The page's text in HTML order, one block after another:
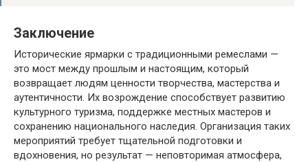
Заключение
Исторические ярмарки с традиционными ремеслами —
это мост между прошлым и настоящим, который
возвращает людям ценности творчества, мастерства и
аутентичности. Их возрождение способствует развитию
культурного туризма, поддержке местных мастеров и
сохранению национального наследия. Организация таких
мероприятий требует тщательной подготовки и
вдохновения, но результат — неповторимая атмосфера,